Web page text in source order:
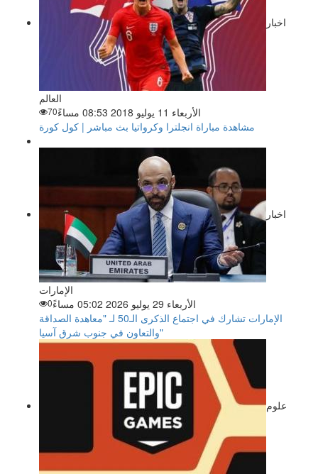
اخبار
العالم
الأربعاء 11 يوليو 2018 08:53 مساءً
70
مشاهدة مباراة انجلترا وكرواتيا بث مباشر | كول كورة
اخبار
الإمارات
الأربعاء 29 يوليو 2026 05:02 مساءً
0
الإمارات تشارك في اجتماع الذكرى الـ50 لـ "معاهدة الصداقة
والتعاون في جنوب شرق آسيا"
علوم